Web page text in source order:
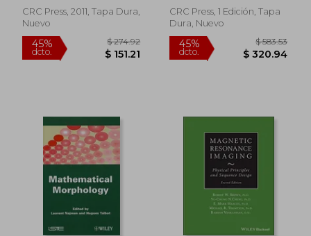
dcto. $ 252.04 dcto. $
CRC Press, 2011, Tapa Dura,
Nuevo
Elisa
CRC Press, 1 Edición, Tapa
Dura, Nuevo